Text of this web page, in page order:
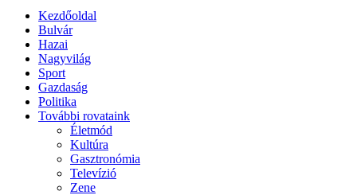
Kezdőoldal
Bulvár
Hazai
Nagyvilág
Sport
Gazdaság
Politika
További rovataink
Életmód
Kultúra
Gasztronómia
Televízió
Zene